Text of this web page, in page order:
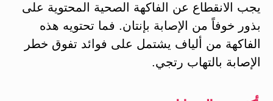
يجب الانقطاع عن الفاكهة الصحية المحتوية على
بذور خوفاً من الإصابة بإنتان. فما تحتويه هذه
الفاكهة من ألياف يشتمل على فوائد تفوق خطر
الإصابة بالتهاب رتجي.